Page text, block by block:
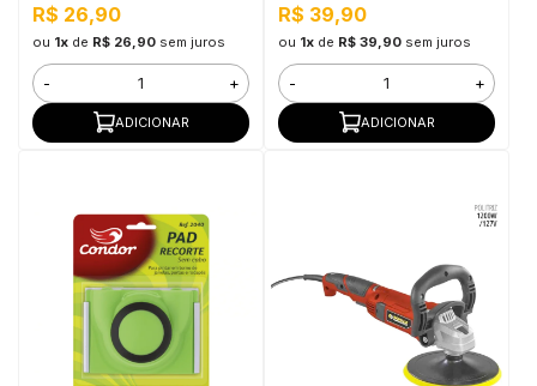
R$ 26,90
ou 1xde R$ 26,90 sem juros
- +
ADICIONAR
R$ 39,90
ou 1xde R$ 39,90 sem juros
- +
ADICIONAR